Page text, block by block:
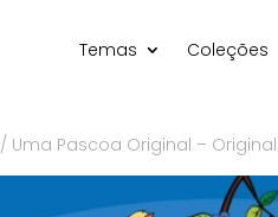
Temas Coleções
/ Uma Pascoa Original –